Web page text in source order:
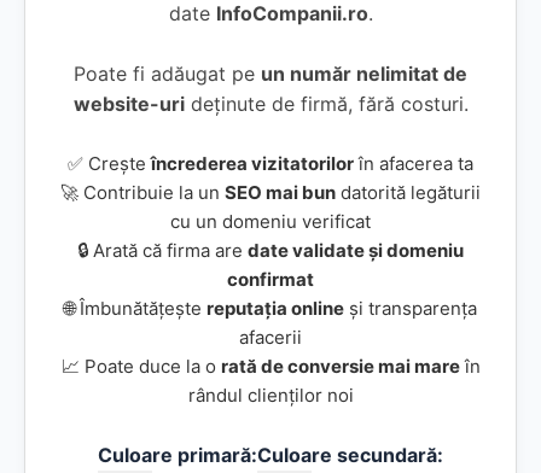
date InfoCompanii.ro.
Poate fi adăugat pe un număr nelimitat de
website-urideținute de firmă, fără costuri.
✅ Creșteîncrederea vizitatorilorîn afacerea ta
🚀 Contribuie la un SEO mai bun datorită legăturii
cu un domeniu verificat
🔒 Arată că firma are date validate și domeniu
confirmat
🌐 Îmbunătățește reputația online și transparența
afacerii
📈 Poate duce la o rată de conversie mai mareîn
rândul clienților noi
Culoare primară:Culoare secundară: